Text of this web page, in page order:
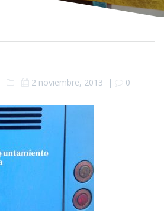
2 noviembre, 2013 | 0